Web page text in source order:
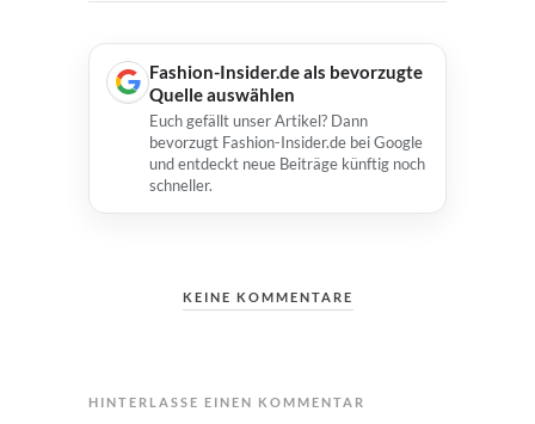
Fashion-Insider.de als bevorzugte
Quelle auswählen
Euch gefällt unser Artikel? Dann
bevorzugt Fashion-Insider.de bei Google
und entdeckt neue Beiträge künftig noch
schneller.
KEINE KOMMENTARE
HINTERLASSE EINEN KOMMENTAR